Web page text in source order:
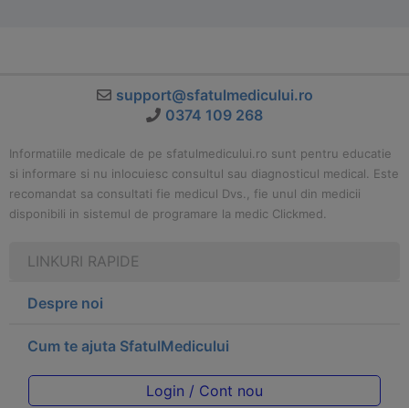
support@sfatulmedicului.ro
0374 109 268
Informatiile medicale de pe sfatulmedicului.ro sunt pentru educatie
si informare si nu inlocuiesc consultul sau diagnosticul medical. Este
recomandat sa consultati fie medicul Dvs., fie unul din medicii
disponibili in sistemul de programare la medic Clickmed.
LINKURI RAPIDE
Despre noi
Cum te ajuta SfatulMedicului
Login / Cont nou